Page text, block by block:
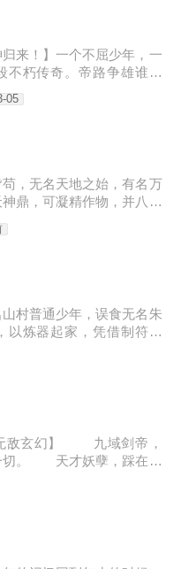
归来！】一个不屈少年，一
不朽传奇。帝路争雄谁为
！3w471-25091
05
，无名天地之始，有名万
鼎，可凝精作物，并八荒
村普通少年，误食无名朱
以炼器起家，凭借制符天
布的修仙界，本一切都顺
一难料之事发生在了他身
无敌玄幻】 九域剑帝，
切。 天才妖孽，踩在脚
，灭他九族。 3w0-176